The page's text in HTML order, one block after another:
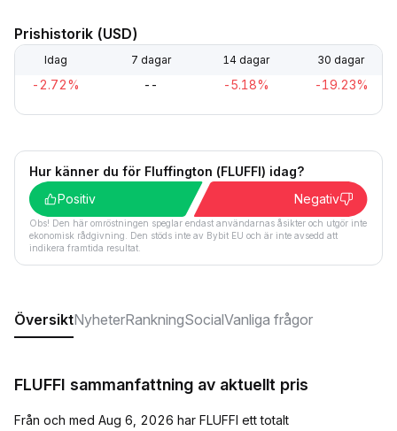
Prishistorik (USD)
Idag 7 dagar 14 dagar 30 dagar
-2.72% -- -5.18% -19.23%
Hur känner du för Fluffington (FLUFFI) idag?
Positiv
Negativ
Obs! Den här omröstningen speglar endast användarnas åsikter och utgör inte
ekonomisk rådgivning. Den stöds inte av Bybit EU och är inte avsedd att
indikera framtida resultat.
ÖversiktNyheterRankningSocialVanliga frågor
FLUFFI sammanfattning av aktuellt pris
Från och med Aug 6, 2026 har FLUFFI ett totalt